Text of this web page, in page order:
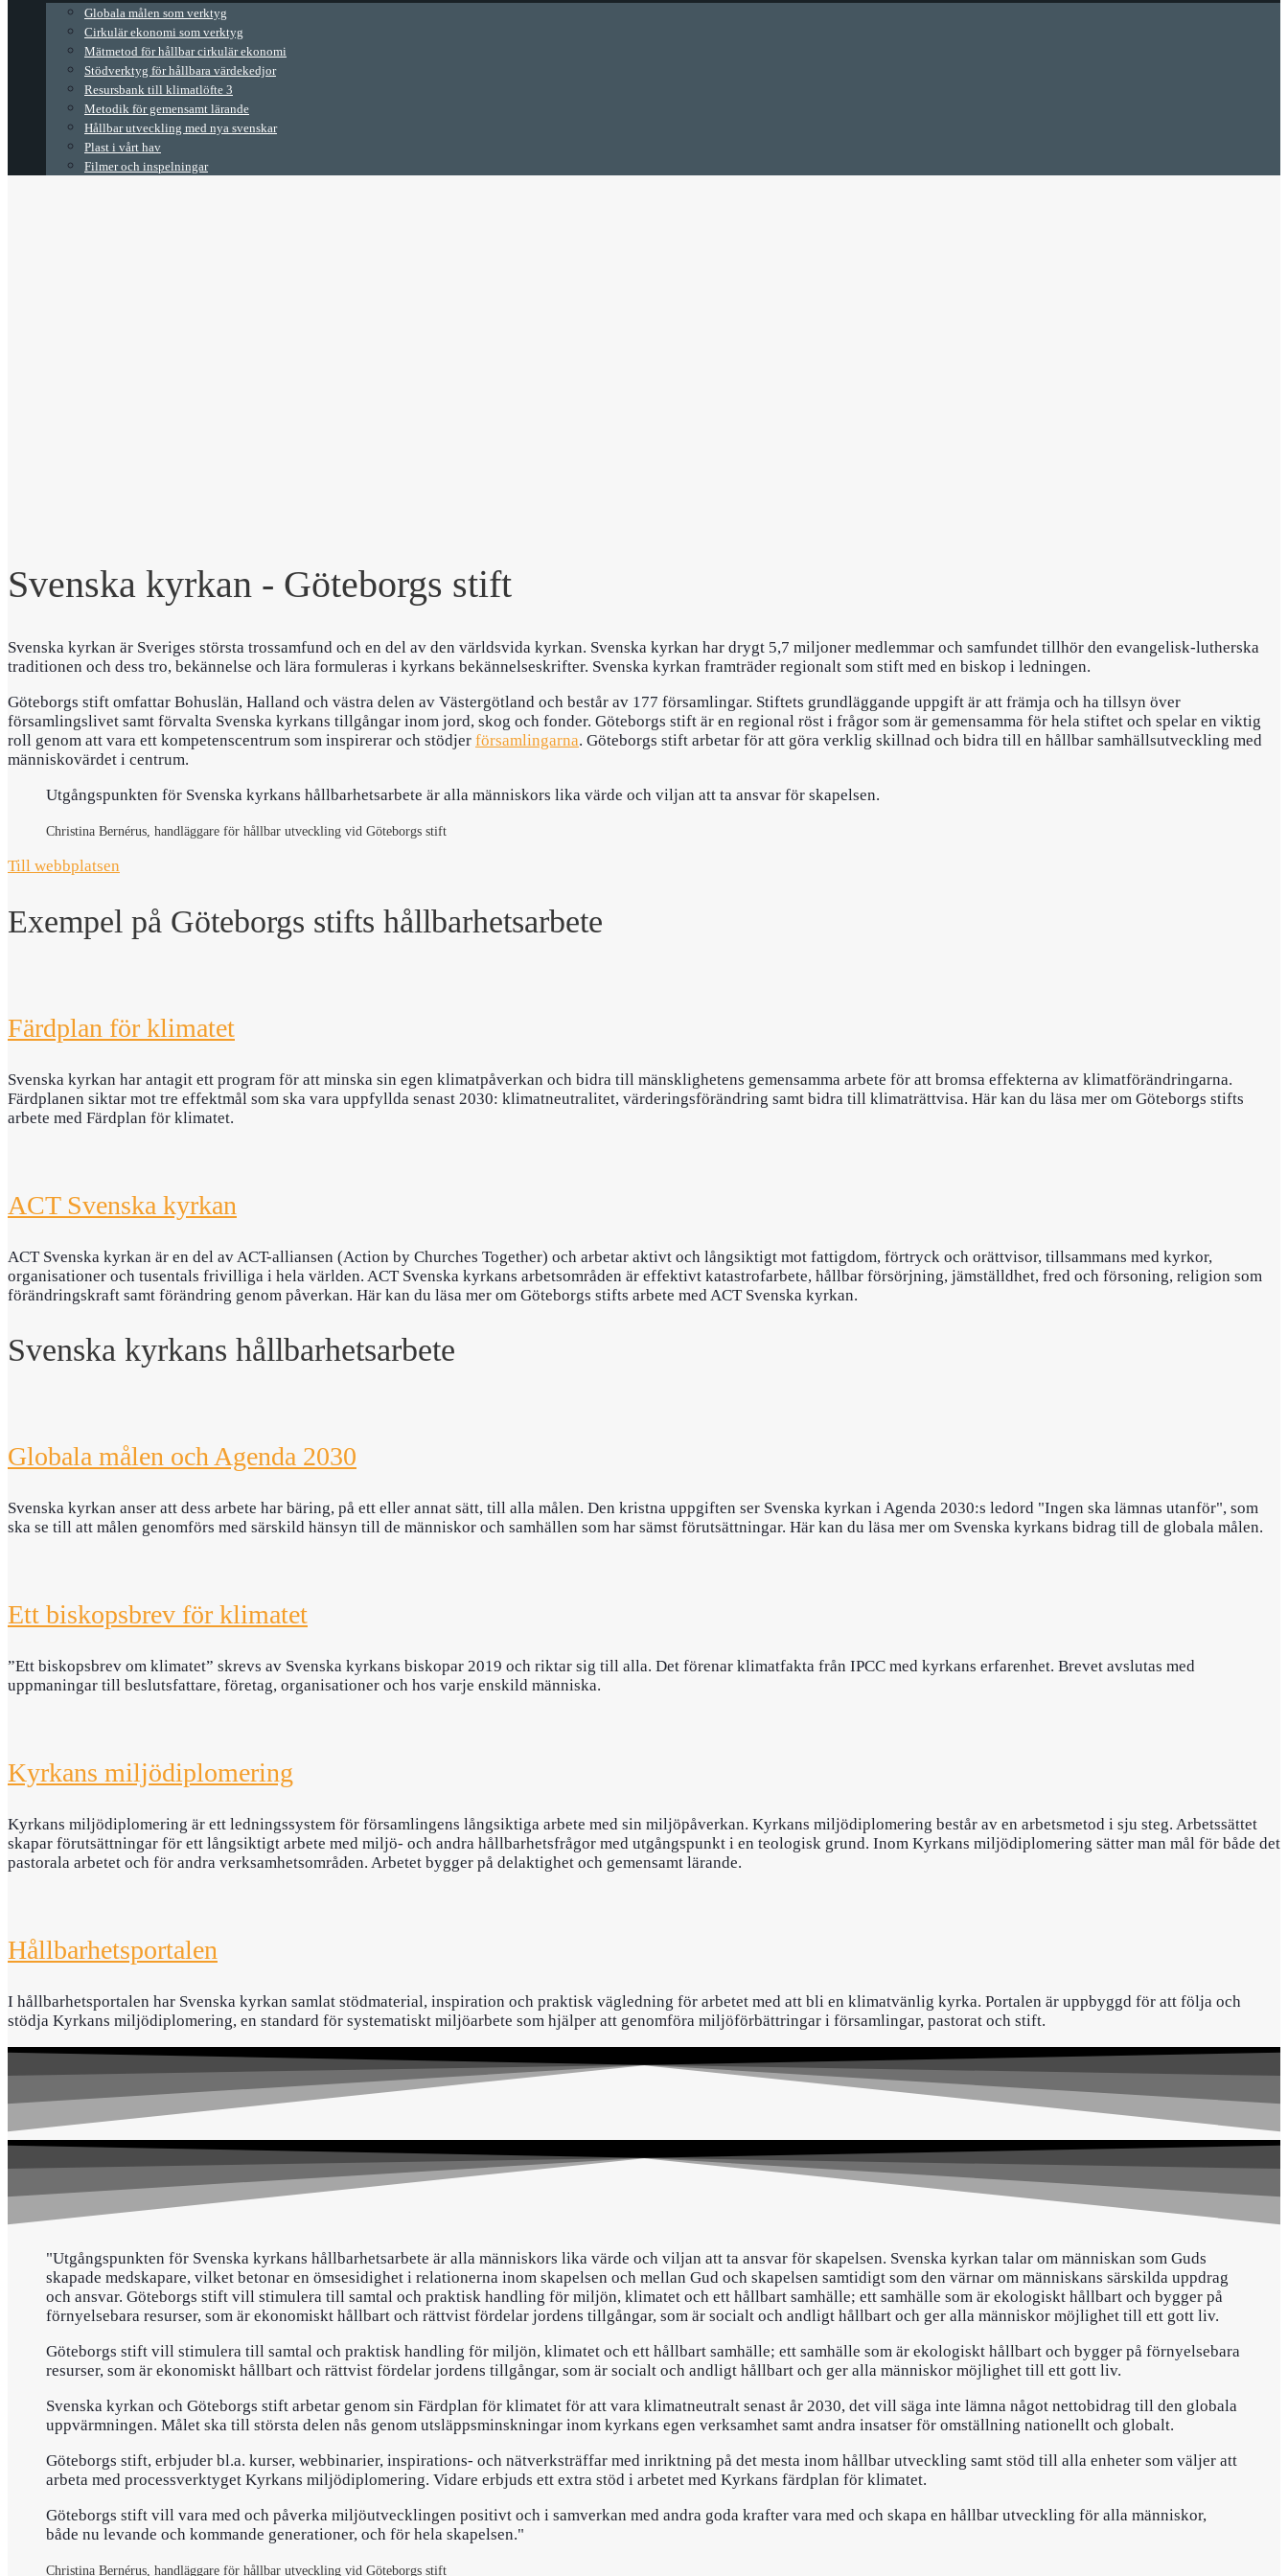
Globala målen som verktyg
Cirkulär ekonomi som verktyg
Mätmetod för hållbar cirkulär ekonomi
Stödverktyg för hållbara värdekedjor
Resursbank till klimatlöfte 3
Metodik för gemensamt lärande
Hållbar utveckling med nya svenskar
Plast i vårt hav
Filmer och inspelningar
Svenska kyrkan - Göteborgs stift
Svenska kyrkan är Sveriges största trossamfund och en del av den världsvida kyrkan. Svenska kyrkan har drygt 5,7 miljoner medlemmar och samfundet tillhör den evangelisk-lutherska
traditionen och dess tro, bekännelse och lära formuleras i kyrkans bekännelseskrifter. Svenska kyrkan framträder regionalt som stift med en biskop i ledningen.
Göteborgs stift omfattar Bohuslän, Halland och västra delen av Västergötland och består av 177 församlingar. Stiftets grundläggande uppgift är att främja och ha tillsyn över
församlingslivet samt förvalta Svenska kyrkans tillgångar inom jord, skog och fonder. Göteborgs stift är en regional röst i frågor som är gemensamma för hela stiftet och spelar en viktig
roll genom att vara ett kompetenscentrum som inspirerar och stödjer församlingarna. Göteborgs stift arbetar för att göra verklig skillnad och bidra till en hållbar samhällsutveckling med
människovärdet i centrum.
Utgångspunkten för Svenska kyrkans hållbarhetsarbete är alla människors lika värde och viljan att ta ansvar för skapelsen.
Christina Bernérus, handläggare för hållbar utveckling vid Göteborgs stift
Till webbplatsen
Exempel på Göteborgs stifts hållbarhetsarbete
Färdplan för klimatet
Svenska kyrkan har antagit ett program för att minska sin egen klimatpåverkan och bidra till mänsklighetens gemensamma arbete för att bromsa effekterna av klimatförändringarna.
Färdplanen siktar mot tre effektmål som ska vara uppfyllda senast 2030: klimatneutralitet, värderingsförändring samt bidra till klimaträttvisa. Här kan du läsa mer om Göteborgs stifts
arbete med Färdplan för klimatet.
ACT Svenska kyrkan
ACT Svenska kyrkan är en del av ACT-alliansen (Action by Churches Together) och arbetar aktivt och långsiktigt mot fattigdom, förtryck och orättvisor, tillsammans med kyrkor,
organisationer och tusentals frivilliga i hela världen. ACT Svenska kyrkans arbetsområden är effektivt katastrofarbete, hållbar försörjning, jämställdhet, fred och försoning, religion som
förändringskraft samt förändring genom påverkan. Här kan du läsa mer om Göteborgs stifts arbete med ACT Svenska kyrkan.
Svenska kyrkans hållbarhetsarbete
Globala målen och Agenda 2030
Svenska kyrkan anser att dess arbete har bäring, på ett eller annat sätt, till alla målen. Den kristna uppgiften ser Svenska kyrkan i Agenda 2030:s ledord "Ingen ska lämnas utanför", som
ska se till att målen genomförs med särskild hänsyn till de människor och samhällen som har sämst förutsättningar. Här kan du läsa mer om Svenska kyrkans bidrag till de globala målen.
Ett biskopsbrev för klimatet
”Ett biskopsbrev om klimatet” skrevs av Svenska kyrkans biskopar 2019 och riktar sig till alla. Det förenar klimatfakta från IPCC med kyrkans erfarenhet. Brevet avslutas med
uppmaningar till beslutsfattare, företag, organisationer och hos varje enskild människa.
Kyrkans miljödiplomering
Kyrkans miljödiplomering är ett ledningssystem för församlingens långsiktiga arbete med sin miljöpåverkan. Kyrkans miljödiplomering består av en arbetsmetod i sju steg. Arbetssättet
skapar förutsättningar för ett långsiktigt arbete med miljö- och andra hållbarhetsfrågor med utgångspunkt i en teologisk grund. Inom Kyrkans miljödiplomering sätter man mål för både det
pastorala arbetet och för andra verksamhetsområden. Arbetet bygger på delaktighet och gemensamt lärande.
Hållbarhetsportalen
I hållbarhetsportalen har Svenska kyrkan samlat stödmaterial, inspiration och praktisk vägledning för arbetet med att bli en klimatvänlig kyrka. Portalen är uppbyggd för att följa och
stödja Kyrkans miljödiplomering, en standard för systematiskt miljöarbete som hjälper att genomföra miljöförbättringar i församlingar, pastorat och stift.
"Utgångspunkten för Svenska kyrkans hållbarhetsarbete är alla människors lika värde och viljan att ta ansvar för skapelsen. Svenska kyrkan talar om människan som Guds
skapade medskapare, vilket betonar en ömsesidighet i relationerna inom skapelsen och mellan Gud och skapelsen samtidigt som den värnar om människans särskilda uppdrag
och ansvar. Göteborgs stift vill stimulera till samtal och praktisk handling för miljön, klimatet och ett hållbart samhälle; ett samhälle som är ekologiskt hållbart och bygger på
förnyelsebara resurser, som är ekonomiskt hållbart och rättvist fördelar jordens tillgångar, som är socialt och andligt hållbart och ger alla människor möjlighet till ett gott liv.
Göteborgs stift vill stimulera till samtal och praktisk handling för miljön, klimatet och ett hållbart samhälle; ett samhälle som är ekologiskt hållbart och bygger på förnyelsebara
resurser, som är ekonomiskt hållbart och rättvist fördelar jordens tillgångar, som är socialt och andligt hållbart och ger alla människor möjlighet till ett gott liv.
Svenska kyrkan och Göteborgs stift arbetar genom sin Färdplan för klimatet för att vara klimatneutralt senast år 2030, det vill säga inte lämna något nettobidrag till den globala
uppvärmningen. Målet ska till största delen nås genom utsläppsminskningar inom kyrkans egen verksamhet samt andra insatser för omställning nationellt och globalt.
Göteborgs stift, erbjuder bl.a. kurser, webbinarier, inspirations- och nätverksträffar med inriktning på det mesta inom hållbar utveckling samt stöd till alla enheter som väljer att
arbeta med processverktyget Kyrkans miljödiplomering. Vidare erbjuds ett extra stöd i arbetet med Kyrkans färdplan för klimatet.
Göteborgs stift vill vara med och påverka miljöutvecklingen positivt och i samverkan med andra goda krafter vara med och skapa en hållbar utveckling för alla människor,
både nu levande och kommande generationer, och för hela skapelsen."
Christina Bernérus, handläggare för hållbar utveckling vid Göteborgs stift